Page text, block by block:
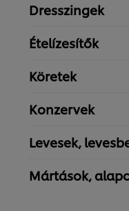
Dresszingek
Ételízesítők
Köretek
Konzervek
Levesek,
Mártások,